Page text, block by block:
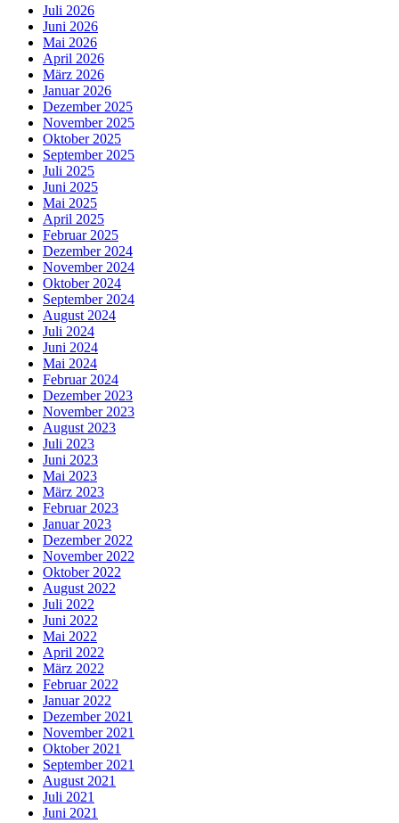
Juli 2026
Juni 2026
Mai 2026
April 2026
März 2026
Januar 2026
Dezember 2025
November 2025
Oktober 2025
September 2025
Juli 2025
Juni 2025
Mai 2025
April 2025
Februar 2025
Dezember 2024
November 2024
Oktober 2024
September 2024
August 2024
Juli 2024
Juni 2024
Mai 2024
Februar 2024
Dezember 2023
November 2023
August 2023
Juli 2023
Juni 2023
Mai 2023
März 2023
Februar 2023
Januar 2023
Dezember 2022
November 2022
Oktober 2022
August 2022
Juli 2022
Juni 2022
Mai 2022
April 2022
März 2022
Februar 2022
Januar 2022
Dezember 2021
November 2021
Oktober 2021
September 2021
August 2021
Juli 2021
Juni 2021